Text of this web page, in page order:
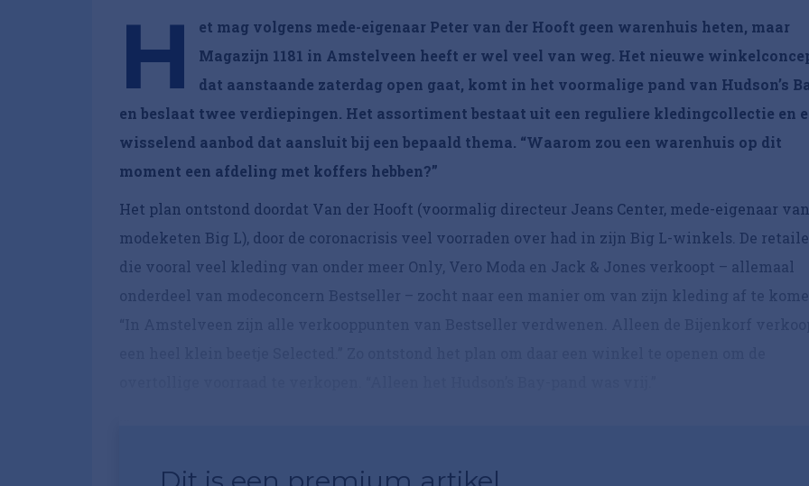
H
et mag volgens mede-eigenaar Peter van der Hooft geen warenhuis heten, maar
Magazijn 1181 in Amstelveen heeft er wel veel van weg. Het nieuwe
dat aanstaande zaterdag open gaat, komt in het voormalige pand van Hudson’s
en beslaat twee verdiepingen. Het assortiment bestaat uit een reguliere kledingcollectie en
wisselend aanbod dat aansluit bij een bepaald thema. “Waarom zou een warenhuis op dit
moment een afdeling met koffers hebben?”
Het plan ontstond doordat Van der Hooft (voormalig directeur Jeans Center, mede-eigenaar van
modeketen Big L), door de coronacrisis veel voorraden over had in zijn Big L-winkels. De
die vooral veel kleding van onder meer Only, Vero Moda en Jack & Jones verkoopt – allemaal
onderdeel van modeconcern Bestseller – zocht naar een manier om van zijn kleding af te